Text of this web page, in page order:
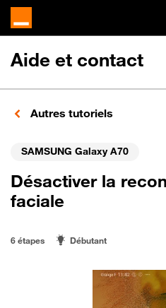
Aide et contact
Autres tutoriels
SAMSUNG Galaxy A70
Désactiver la
faciale
6 étapes Débutant